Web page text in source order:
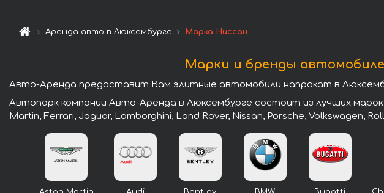
Аренда авто в Люксембурге Марка Ниссан
Марки и бренды
Авто-Аренда предоставит Вам элитные автомобили напрокат в
Автопарк компании Авто-Аренда в Люксембурге состоит из лучших
Martin, Ferrari, Jaguar, Lamborghini, Land Rover, Nissan, Porsche, Volkswagen,